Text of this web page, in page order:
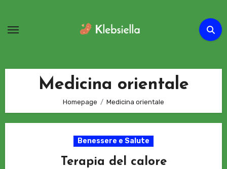
contenuto
Medicina orientale
Homepage Medicina orientale
Benessere e Salute
Terapia del calore